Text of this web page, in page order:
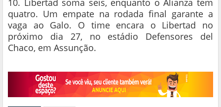
10. Libertad soma seis, enquanto o Alianza tem
quatro. Um empate na rodada final garante a
vaga ao Galo. O time encara o Libertad no
próximo dia 27, no estádio Defensores del
Chaco, em Assunção.